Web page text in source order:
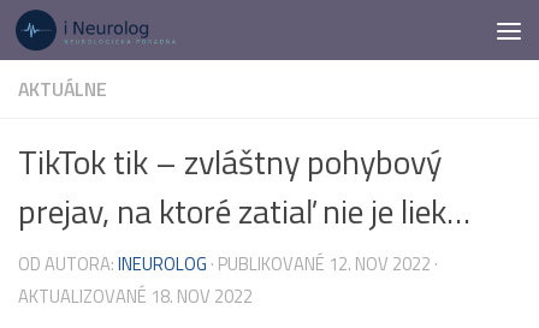
Preskočiť na obsah
AKTUÁLNE
TikTok tik – zvláštny pohybový
prejav, na ktoré zatiaľ nie je liek…
OD AUTORA:INEUROLOG · PUBLIKOVANÉ 12. NOV 2022 ·
AKTUALIZOVANÉ 18. NOV 2022